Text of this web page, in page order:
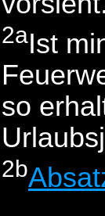
2aIst
so
2b